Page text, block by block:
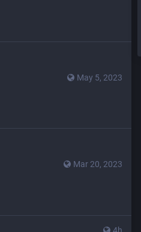
May 5, 2023
Mar 20, 2023
4h